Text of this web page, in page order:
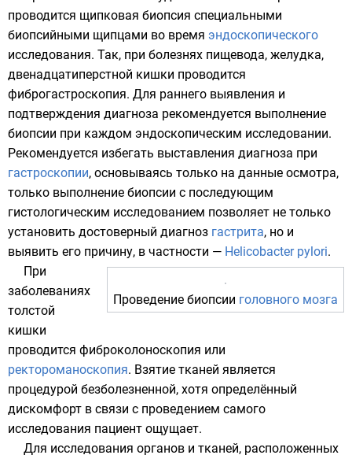
проводится щипковая биопсия специальными
биопсийными щипцами во время эндоскопического
исследования. Так, при болезнях пищевода, желудка,
двенадцатиперстной кишки проводится
фиброгастроскопия. Для раннего выявления и
подтверждения диагноза рекомендуется выполнение
биопсии при каждом эндоскопическим исследовании.
Рекомендуется избегать выставления диагноза при
гастроскопии, основываясь только на данные осмотра,
только выполнение биопсии с последующим
гистологическим исследованием позволяет не только
установить достоверный диагноз гастрита, но и
выявить его причину, в частности — Helicobacter pylori.
Проведение биопсии головного мозга
При
заболеваниях
толстой
кишки
проводится фиброколоноскопия или
ректороманоскопия. Взятие тканей является
процедурой безболезненной, хотя определённый
дискомфорт в связи с проведением самого
исследования пациент ощущает.
Для исследования органов и тканей, расположенных